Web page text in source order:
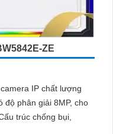
ZE
IP chất lượng